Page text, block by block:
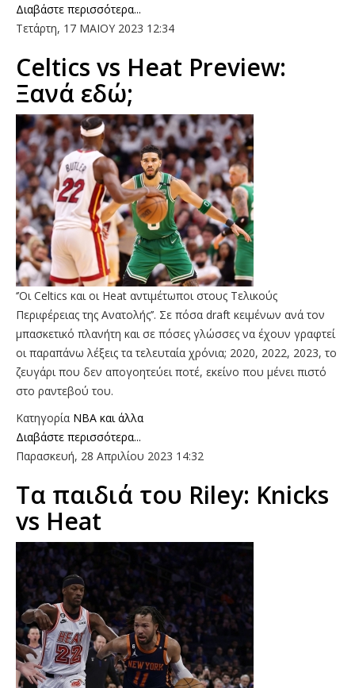
Διαβάστε περισσότερα...
Τετάρτη, 17 ΜΑΙΟΥ 2023 12:34
Celtics vs Heat Preview:
Ξανά εδώ;
‘’Οι Celtics και οι Heat αντιμέτωποι στους Τελικούς
Περιφέρειας της Ανατολής’’. Σε πόσα draft κειμένων ανά τον
μπασκετικό πλανήτη και σε πόσες γλώσσες να έχουν γραφτεί
οι παραπάνω λέξεις τα τελευταία χρόνια; 2020, 2022, 2023, το
ζευγάρι που δεν απογοητεύει ποτέ, εκείνο που μένει πιστό
στο ραντεβού του.
Κατηγορία NBA και άλλα
Διαβάστε περισσότερα...
Παρασκευή, 28 Απριλίου 2023 14:32
Τα παιδιά του Riley: Knicks
vs Heat